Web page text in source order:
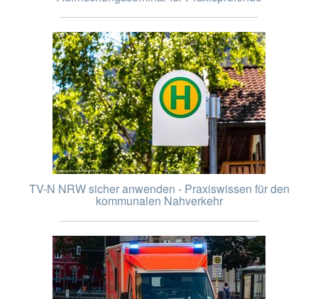
TV-N NRW sicher anwenden - Praxiswissen für den
kommunalen Nahverkehr